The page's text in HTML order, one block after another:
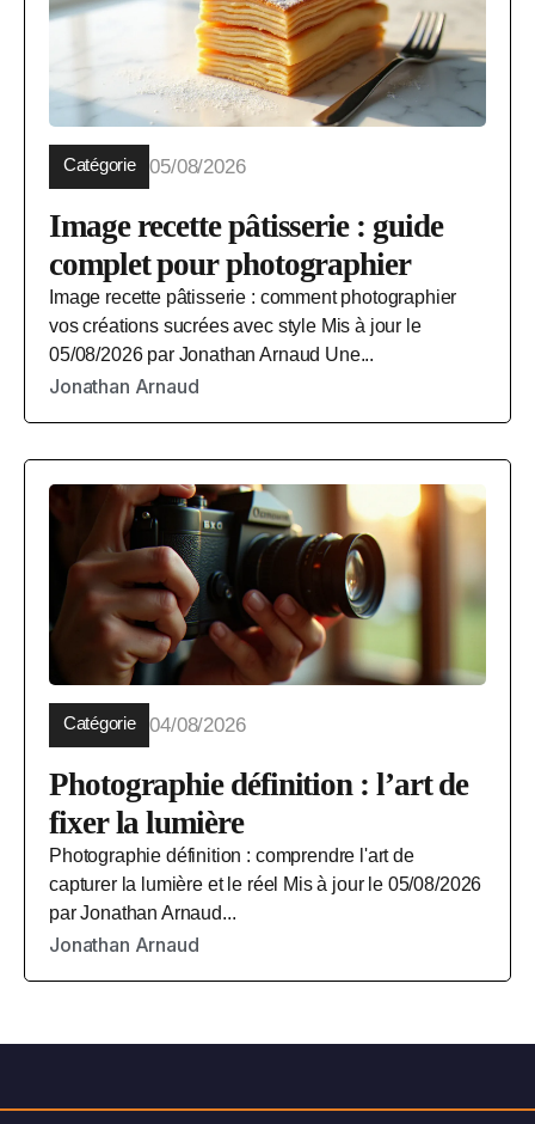
Catégorie 05/08/2026
Image recette pâtisserie : guide
complet pour photographier
Image recette pâtisserie : comment photographier
vos créations sucrées avec style Mis à jour le
05/08/2026 par Jonathan Arnaud Une...
Jonathan Arnaud
Catégorie 04/08/2026
Photographie définition : l’art de
fixer la lumière
Photographie définition : comprendre l'art de
capturer la lumière et le réel Mis à jour le 05/08/2026
par Jonathan Arnaud...
Jonathan Arnaud